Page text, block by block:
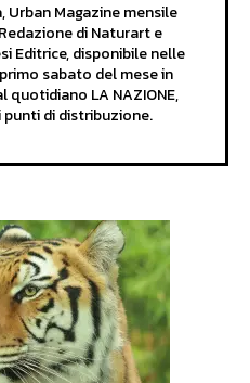
Urban Magazine mensile
di Naturart e
Editrice, disponibile nelle
sabato del mese in
LA NAZIONE,
di distribuzione.